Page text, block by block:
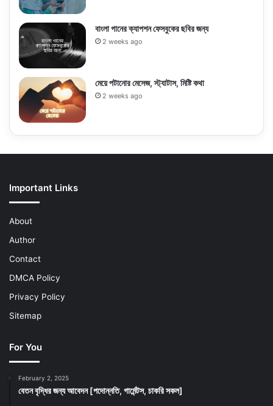
বাংলা গানের ক্যাপশন ফেসবুকের ছবির জন্য
2 weeks ago
মেয়ে পটানোর মেসেজ, স্ট্যাটাস, মিষ্টি কথা
2 weeks ago
Important Links
About
Author
Contact
DMCA Policy
Privacy Policy
Sitemap
For You
February 2, 2025
বেতন বৃদ্ধির জন্য আবেদন [পদোন্নতি, গার্মেন্টস, চাকরি সকল]